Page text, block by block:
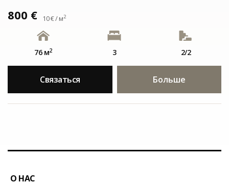
800 € 10 € / м2
76 м2 3 2/2
Связаться Больше
О НАС